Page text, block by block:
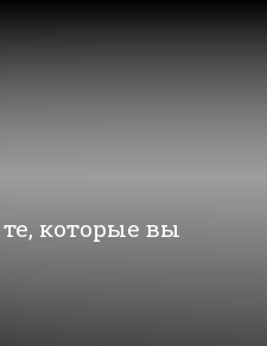
которые вы